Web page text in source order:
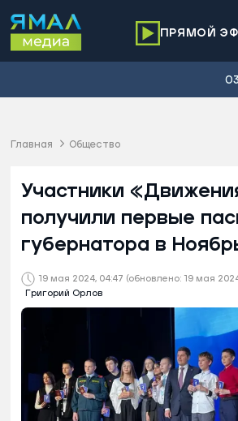
ПРЯМОЙ
Главная Общество
19 мая 2024, 04:47 (обновлено: 19 мая
Григорий Орлов
Участники
получили первые
губернатора в